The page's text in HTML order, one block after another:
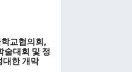
교협의회,
술대회 및 정
대한 개막